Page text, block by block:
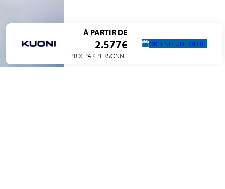
À PARTIR DE
2.577€
PRIX PAR PERSONNE
OBTENIR UNE OFFRE